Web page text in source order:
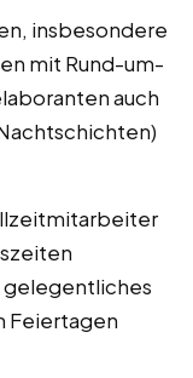
insbesondere
mit Rund-um-
auch
gelegentliches
Feiertagen